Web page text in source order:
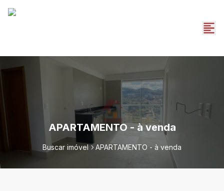
APARTAMENTO - à venda
Buscar imóvel APARTAMENTO - à venda